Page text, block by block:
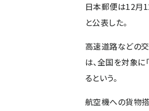
日本郵便は12月
と公表した。
高速道路などの
は、全国を対象に
るという。
航空機への貨物搭